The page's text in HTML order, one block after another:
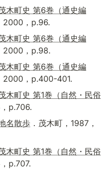
木町史 第6巻（通史編
2000，p.96.
木町史 第6巻（通史編
2000，p.98.
木町史 第6巻（通史編
2000，p.400-401.
木町史 第1巻（自然・民俗
p.706.
名散歩 ．茂木町，1987，
木町史 第1巻（自然・民俗
p.707.